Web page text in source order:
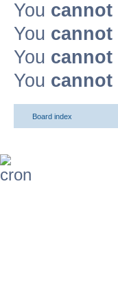
You cannot
You cannot
You cannot
You cannot
Board index